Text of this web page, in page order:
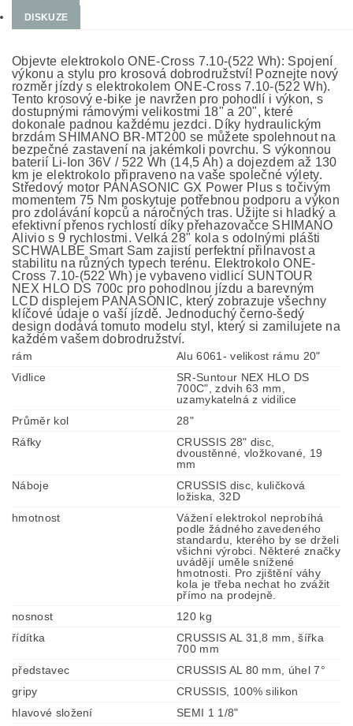
DISKUZE
Objevte elektrokolo ONE-Cross 7.10-(522 Wh): Spojení
výkonu a stylu pro krosová dobrodružství! Poznejte nový
rozměr jízdy s elektrokolem ONE-Cross 7.10-(522 Wh).
Tento krosový e-bike je navržen pro pohodlí i výkon, s
dostupnými rámovými velikostmi 18" a 20", které
dokonale padnou každému jezdci. Díky hydraulickým
brzdám SHIMANO BR-MT200 se můžete spolehnout na
bezpečné zastavení na jakémkoli povrchu. S výkonnou
baterií Li-Ion 36V / 522 Wh (14,5 Ah) a dojezdem až 130
km je elektrokolo připraveno na vaše společné výlety.
Středový motor PANASONIC GX Power Plus s točivým
momentem 75 Nm poskytuje potřebnou podporu a výkon
pro zdolávání kopců a náročných tras. Užijte si hladký a
efektivní přenos rychlostí díky přehazovačce SHIMANO
Alivio s 9 rychlostmi. Velká 28" kola s odolnými plášti
SCHWALBE Smart Sam zajistí perfektní přilnavost a
stabilitu na různých typech terénu. Elektrokolo ONE-
Cross 7.10-(522 Wh) je vybaveno vidlicí SUNTOUR
NEX HLO DS 700c pro pohodlnou jízdu a barevným
LCD displejem PANASONIC, který zobrazuje všechny
klíčové údaje o vaší jízdě. Jednoduchý černo-šedý
design dodává tomuto modelu styl, který si zamilujete na
každém vašem dobrodružství.
rám
Alu 6061- velikost rámu 20"
Vidlice
SR-Suntour NEX HLO DS
700C", zdvih 63 mm,
uzamykatelná z vidilice
Průměr kol
28"
Ráfky
CRUSSIS 28" disc,
dvoustěnné, vložkované, 19
mm
Náboje
CRUSSIS disc, kuličková
ložiska, 32D
hmotnost
Vážení elektrokol neprobíhá
podle žádného zavedeného
standardu, kterého by se drželi
všichni výrobci. Některé značky
uvádějí uměle snížené
hmotnosti. Pro zjištění váhy
kola je třeba nechat ho zvážit
přímo na prodejně.
nosnost
120 kg
řídítka
CRUSSIS AL 31,8 mm, šířka
700 mm
představec
CRUSSIS AL 80 mm, úhel 7°
gripy
CRUSSIS, 100% silikon
hlavové složení
SEMI 1 1/8"